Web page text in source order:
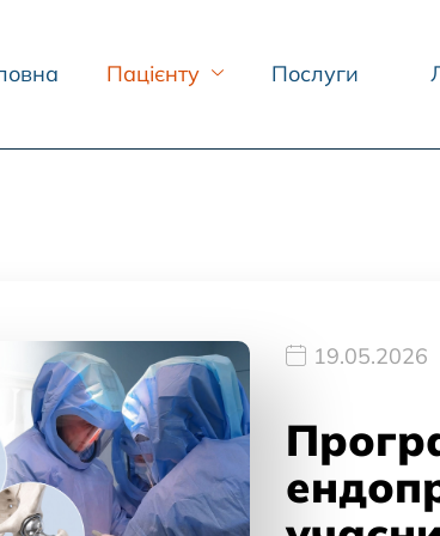
Пацієнту Послуги
19.05.2026